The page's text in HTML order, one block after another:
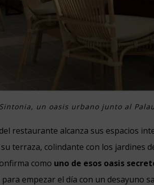
un oasis urbano junto al
restaurante alcanza sus espacios
terraza, colindante con los jardines
como uno de esos oasis
para empezar el día con un desayuno